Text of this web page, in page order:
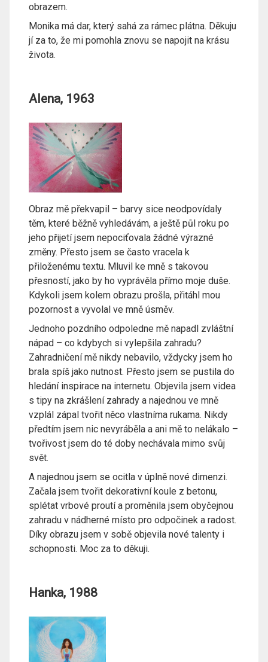
obrazem.
Monika má dar, který sahá za rámec plátna. Děkuju
jí za to, že mi pomohla znovu se napojit na krásu
života.
Alena, 1963
Obraz mě překvapil – barvy sice neodpovídaly
těm, které běžně vyhledávám, a ještě půl roku po
jeho přijetí jsem nepociťovala žádné výrazné
změny. Přesto jsem se často vracela k
přiloženému textu. Mluvil ke mně s takovou
přesností, jako by ho vyprávěla přímo moje duše.
Kdykoli jsem kolem obrazu prošla, přitáhl mou
pozornost a vyvolal ve mně úsměv.
Jednoho pozdního odpoledne mě napadl zvláštní
nápad – co kdybych si vylepšila zahradu?
Zahradničení mě nikdy nebavilo, vždycky jsem ho
brala spíš jako nutnost. Přesto jsem se pustila do
hledání inspirace na internetu. Objevila jsem videa
s tipy na zkrášlení zahrady a najednou ve mně
vzplál zápal tvořit něco vlastníma rukama. Nikdy
předtím jsem nic nevyráběla a ani mě to nelákalo –
tvořivost jsem do té doby nechávala mimo svůj
svět.
A najednou jsem se ocitla v úplně nové dimenzi.
Začala jsem tvořit dekorativní koule z betonu,
splétat vrbové proutí a proměnila jsem obyčejnou
zahradu v nádherné místo pro odpočinek a radost.
Díky obrazu jsem v sobě objevila nové talenty i
schopnosti. Moc za to děkuji.
Hanka, 1988